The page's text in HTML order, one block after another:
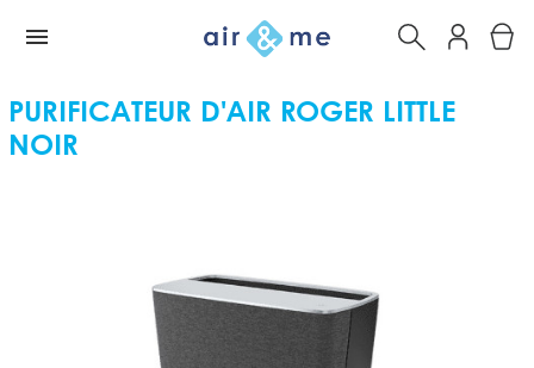
PURIFICATEUR D'AIR ROGER LITTLE
NOIR